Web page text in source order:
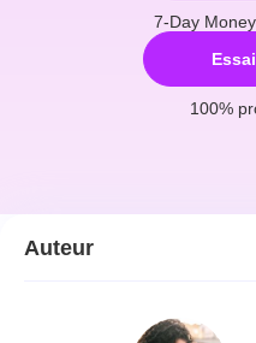
100%
7-Day
Auteur